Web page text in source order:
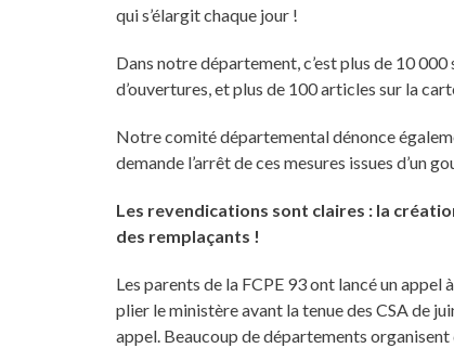
qui s’élargit chaque jour !
Dans notre département, c’est plus de 10
d’ouvertures, et plus de 100 articles sur la
Notre comité départemental dénonce
demande l’arrêt de ces mesures issues d’un
Les revendications sont claires : la
des remplaçants !
Les parents de la FCPE 93 ont lancé un
plier le ministère avant la tenue des CSA de
appel. Beaucoup de départements